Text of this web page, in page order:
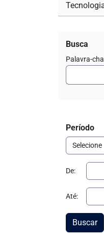
Busca
Palavra-
Período
De:
Até:
Buscar